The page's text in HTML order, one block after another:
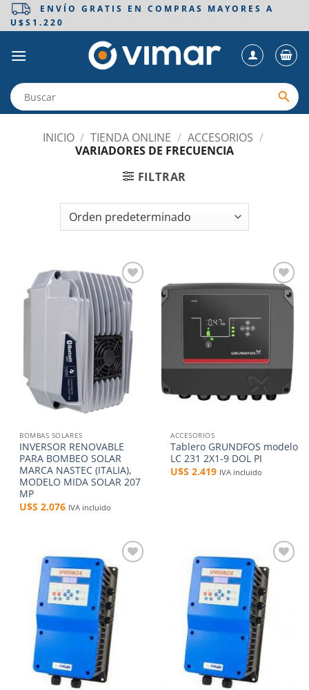
Saltar
ENVÍO GRATIS EN COMPRAS MAYORES A
U$S1.220
INICIO / TIENDA ONLINE / ACCESORIOS /
VARIADORES DE FRECUENCIA
FILTRAR
Añadir
a la
lista de
deseos
BOMBAS SOLARES
INVERSOR RENOVABLE
PARA BOMBEO SOLAR
MARCA NASTEC (ITALIA),
MODELO MIDA SOLAR 207
MP
U$S2.076 IVA incluido
Añadir
a la
ACCESORIOS
Tablero GRUNDFOS modelo
LC 231 2X1-9 DOL PI
U$S2.419 IVA incluido
Añadir
lista de
deseos
Añadir
lista de
deseos